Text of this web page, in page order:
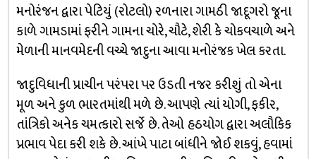
મનોરંજન દ્વારા પેટિયું (રોટલો) રળનારા ગામઠી જાદૂગરો જૂના
કાળે ગામડામાં ફરીને ગામના ચોરે, ચૌટે, શેરી કે ચોકવચાળે અને
મેળાની માનવમેદની વચ્ચે જાદુના આવા મનોરંજક ખેલ કરતા.
જાદુવિધાની પ્રાચીન પરંપરા પર ઉડતી નજર કરીશું તો એના
મૂળ અને કુળ ભારતમાંથી મળે છે. આપણે ત્યાં યોગી, ફકીર,
તાંત્રિકો અનેક ચમત્કારો સર્જે છે. તેઓ હઠયોગ દ્વારા અલૌકિક
પ્રભાવ પેદા કરી શકે છે. આંખે પાટા બાંધીને જોઈ શકવું, હવામાં